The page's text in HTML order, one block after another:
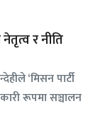
नेतृत्व र नीति
‘मिसन पार्टी
रूपमा सञ्चालन